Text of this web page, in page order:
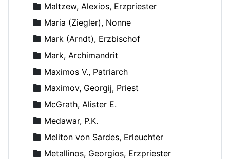
Maltzew, Alexios, Erzpriester
Maria (Ziegler), Nonne
Mark (Arndt), Erzbischof
Mark, Archimandrit
Maximos V., Patriarch
Maximov, Georgij, Priest
McGrath, Alister E.
Medawar, P.K.
Meliton von Sardes, Erleuchter
Metallinos, Georgios, Erzpriester